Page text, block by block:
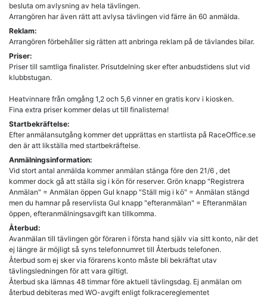
besluta om avlysning av hela tävlingen.
Arrangören har även rätt att avlysa tävlingen vid färre än 60 anmälda.
Reklam:
Arrangören förbehåller sig rätten att anbringa reklam på de tävlandes bilar.
Priser:
Priser till samtliga finalister. Prisutdelning sker efter anbudstidens slut vid
klubbstugan.
Heatvinnare från omgång 1,2 och 5,6 vinner en gratis korv i kiosken.
Fina extra priser kommer delas ut till finalisterna!
Startbekräftelse:
Efter anmälansutgång kommer det upprättas en startlista på RaceOffice.se
den är att likställa med startbekräftelse.
Anmälningsinformation:
Vid stort antal anmälda kommer anmälan stänga före den 21/6 , det
kommer dock gå att ställa sig i kön för reserver. Grön knapp "Registrera
Anmälan" = Anmälan öppen Gul knapp "Ställ mig i kö" = Anmälan stängd
men du hamnar på reservlista Gul knapp "efteranmälan" = Efteranmälan
öppen, efteranmälningsavgift kan tillkomma.
Återbud:
Avanmälan till tävlingen gör föraren i första hand själv via sitt konto, när det
ej längre är möjligt så syns telefonnumret till Återbuds telefonen.
Återbud som ej sker via förarens konto måste bli bekräftat utav
tävlingsledningen för att vara giltigt.
Återbud ska lämnas 48 timmar före aktuell tävlingsdag. Ej anmälan om
återbud debiteras med WO-avgift enligt folkracereglementet